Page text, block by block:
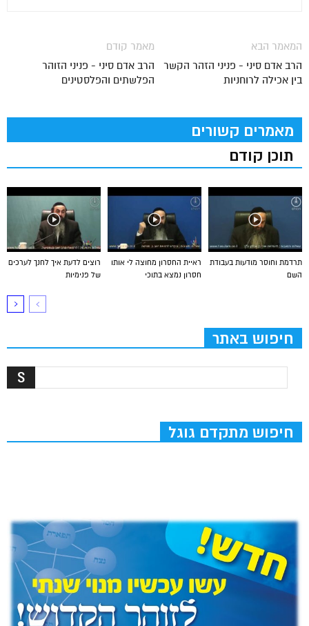
מאמר קודם
הרב אדם סיני - פניני הזוהר
הפלשתים והפלסטינים
המאמר הבא
הרב אדם סיני - פניני הזהר הקשר
בין אכילה לרוחניות
מאמרים קשורים
תוכן קודם
רוצים לדעת איך לחנך לערכים
של פנימיות
ראיית החסרון מחוצה לי אותו
חסרון נמצא בתוכי
תרדמת וחוסר מודעות בעבודת
השם
חיפוש באתר
חיפוש מתקדם גוגל